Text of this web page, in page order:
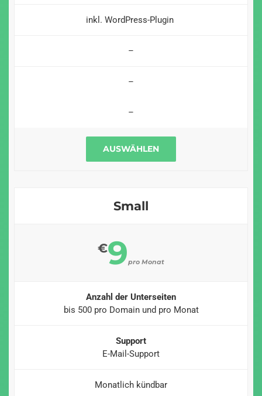
inkl. WordPress-Plugin
–
–
–
AUSWÄHLEN
Small
€9pro Monat
Anzahl der Unterseiten
bis 500 pro Domain und pro Monat
Support
E-Mail-Support
Monatlich kündbar